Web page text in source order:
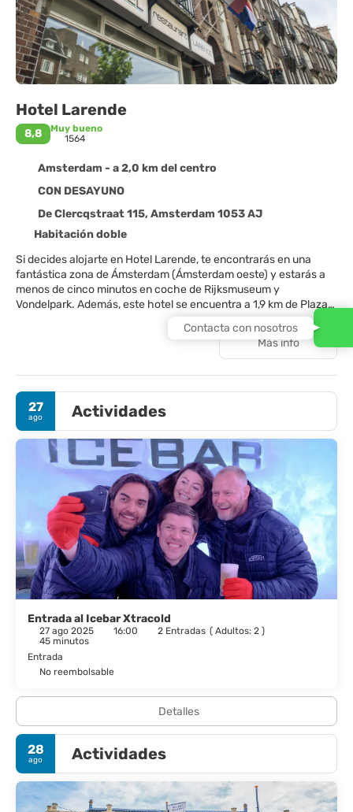
Hotel Larende
8,8
Muy bueno
1564
Amsterdam - a 2,0 km del centro
CON DESAYUNO
De Clercqstraat 115, Amsterdam 1053 AJ
Habitación doble
Si decides alojarte en Hotel Larende, te encontrarás en una
fantástica zona de Ámsterdam (Ámsterdam oeste) y estarás a
menos de cinco minutos en coche de Rijksmuseum y
Vondelpark. Además, este hotel se encuentra a 1,9 km de Plaza
Dam y a 2 km de Museo Van Gogh.
Con bicicletas de alquiler y muchas otras instalaciones
Encontrarás también conexión a Internet wifi gratis y servicios
de conserjería.
Te sentirás como en tu propia casa en cualquiera de las 14
habitaciones con aire acondicionado, minibar y televisión LED.
La conexión wifi gratis te mantendrá en contacto con los tuyos.
Además, podrás disfrutar de canales por cable. El baño privado
está provisto de artículos de higiene personal gratuitos y
secadores de pelo. Entre las comodidades, se incluyen caja
fuerte (cabe un portátil) y escritorio, además de un servicio de
limpieza disponible todos los días.
Hotel Larende sirve deliciosas comidas en Restaurant Larende.
Apaga la sed con tu bebida favorita en el bar o lounge. Se ofrece
un desayuno continental de pago.
Tendrás tintorería, un servicio de recepción las 24 horas y
consigna de equipaje a tu disposición.
Más info
27
ago Actividades
Entrada al Icebar Xtracold
27 ago 2025 16:00 2 Entradas ( Adultos: 2 )
45 minutos
Entrada
No reembolsable
Detalles
28
ago Actividades
Contacta con nosotros